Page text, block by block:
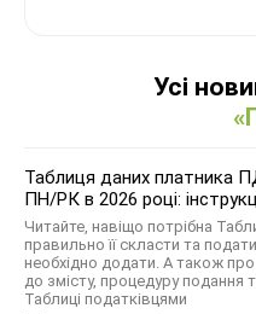
Усі
Таблиця даних платника
ПН/РК в 2026 році:
Читайте, навіщо потрібна
правильно її скласти та
необхідно додати. А також
до змісту, процедуру подання
Таблиці податківцями